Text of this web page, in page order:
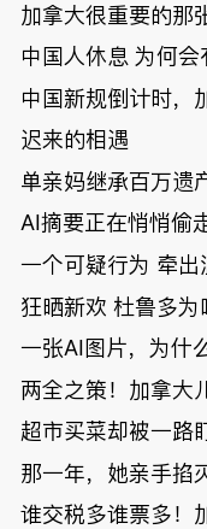
温“丑陋土
豆日”冲击
吉尼斯纪
录；惨！留
学生换汇被
骗光2万美
元，还被卷
入跨国刑案
账户遭封！
欠款
9万；
发！
孩温
中心
加拿大很重要的那
中国人休息 为何会
中国新规倒计时，
迟来的相遇
单亲妈继承百万遗
AI摘要正在悄悄偷
一个可疑行为 牵出
狂晒新欢 杜鲁多为
一张AI图片，为什
两全之策！加拿大
超市买菜却被一路
那一年，她亲手掐
谁交税多谁票多！